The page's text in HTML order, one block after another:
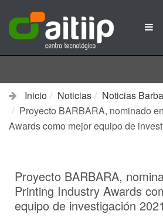
Inicio Noticias
Noticias
Proyecto BARBARA, nominado
Awards como mejor equipo de
Proyecto BARBARA,
Printing Industry Awards
equipo de investigación 2021